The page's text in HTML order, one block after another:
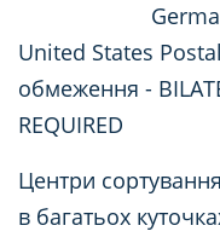
United States
обмеження -
REQUIRED
Центри
в багатьох